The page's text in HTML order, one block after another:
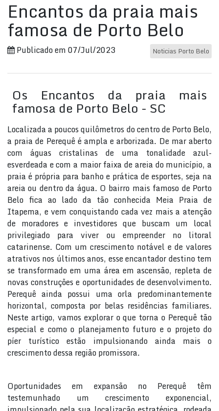
Encantos da praia mais
famosa de Porto Belo
Publicado em 07/Jul/2023 Noticias Porto Belo
Os Encantos da praia mais
famosa de Porto Belo - SC
Localizada a poucos quilômetros do centro de Porto Belo,
a praia de Perequê é ampla e arborizada. De mar aberto
com águas cristalinas de uma tonalidade azul-
esverdeada e com a maior faixa de areia do município, a
praia é própria para banho e prática de esportes, seja na
areia ou dentro da água. O bairro mais famoso de Porto
Belo fica ao lado da tão conhecida Meia Praia de
Itapema, e vem conquistando cada vez mais a atenção
de moradores e investidores que buscam um local
privilegiado para viver ou empreender no litoral
catarinense. Com um crescimento notável e de valores
atrativos nos últimos anos, esse encantador destino tem
se transformado em uma área em ascensão, repleta de
novas construções e oportunidades de desenvolvimento.
Perequê ainda possui uma orla predominantemente
horizontal, composta por belas residências familiares.
Neste artigo, vamos explorar o que torna o Perequê tão
especial e como o planejamento futuro e o projeto do
píer turístico estão impulsionando ainda mais o
crescimento dessa região promissora.
Oportunidades em expansão no Perequê têm
testemunhado um crescimento exponencial,